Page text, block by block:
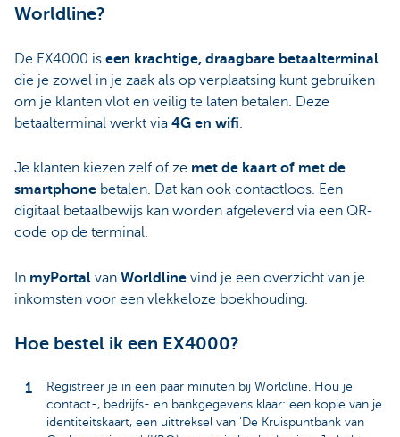
Worldline?
De EX4000 is een krachtige, draagbare betaalterminal
die je zowel in je zaak als op verplaatsing kunt gebruiken
om je klanten vlot en veilig te laten betalen. Deze
betaalterminal werkt via 4G en wifi.
Je klanten kiezen zelf of ze met de kaart of met de
smartphone betalen. Dat kan ook contactloos. Een
digitaal betaalbewijs kan worden afgeleverd via een QR-
code op de terminal.
In myPortal van Worldline vind je een overzicht van je
inkomsten voor een vlekkeloze boekhouding.
Hoe bestel ik een EX4000?
Registreer je in een paar minuten bij Worldline. Hou je
contact-, bedrijfs- en bankgegevens klaar: een kopie van je
identiteitskaart, een uittreksel van 'De Kruispuntbank van